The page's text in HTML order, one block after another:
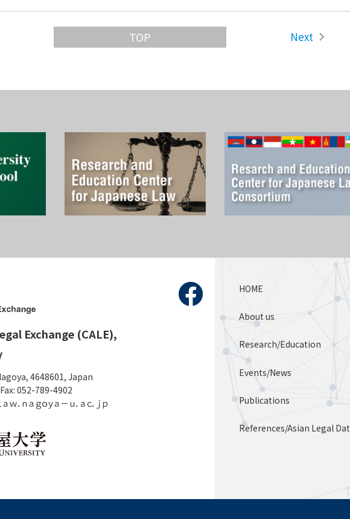
TOP Next
HOME
About us
Research/Education
Events/News
Publications
References/Asian Legal
Exchange (CALE),
4648601, Japan
052-789-4902
．ｎａｇｏｙａ－ｕ．ａｃ．ｊｐ